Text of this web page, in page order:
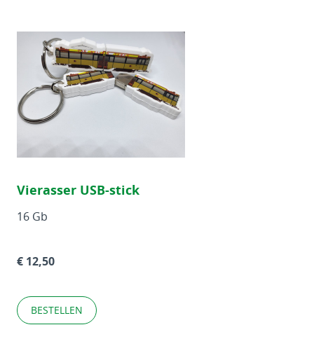
Vierasser USB-stick
16 Gb
€ 12,50
BESTELLEN